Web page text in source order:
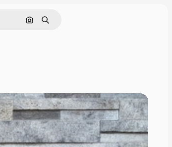
Cerca per immagine
Ricerca